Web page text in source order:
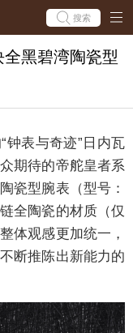
搜索
黑碧湾陶瓷型
表与奇迹”日内瓦
期待的帝舵皇者系
瓷型腕表（型号：
全陶瓷的材质（仅
体观感更加统一，
断推陈出新能力的